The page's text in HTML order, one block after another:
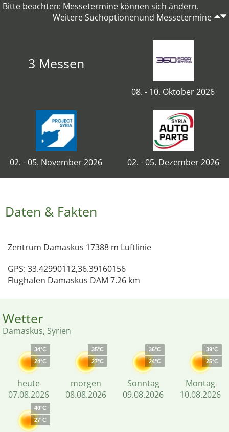
Bitte beachten: Messetermine können sich ändern.
Weitere Suchoptionenund Messetermine
3 Messen
08. - 10. Oktober 2026
02. - 05. November 2026 02. - 05. Dezember 2026
Daten & Fakten
Zentrum Damaskus 17388 m Luftlinie
GPS: 33.42990112,36.39160156
Flughafen Damaskus DAM 7.26 km
Wetter
Damaskus, Syrien
34°C
24°C
heute
07.08.2026
35°C
27°C
morgen
08.08.2026
36°C
24°C
Sonntag
09.08.2026
39°C
25°C
Montag
10.08.2026
40°C
27°C